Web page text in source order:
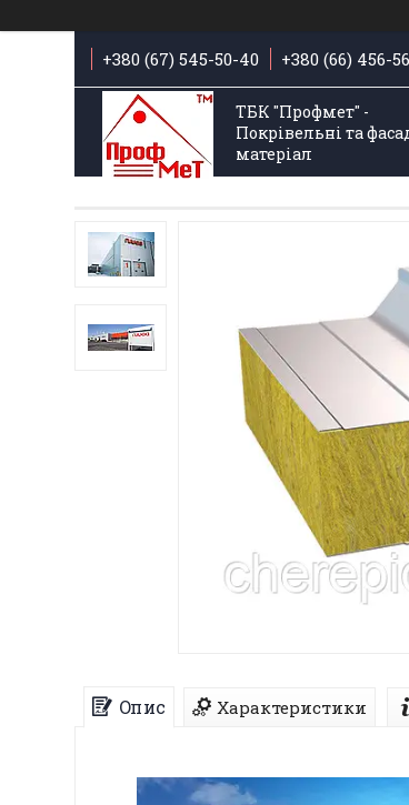
+380 (67) 545-50-40 +380 (66) 456-
ТБК "Профмет" -
Покрівельні та
матеріал
Опис Характеристики